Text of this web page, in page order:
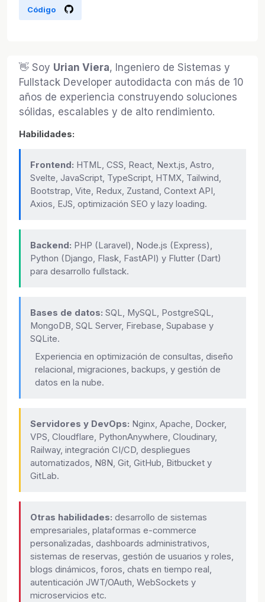
Código
👋 Soy Urian Viera, Ingeniero de Sistemas y
Fullstack Developer autodidacta con más de 10
años de experiencia construyendo soluciones
sólidas, escalables y de alto rendimiento.
Habilidades:
Frontend: HTML, CSS, React, Next.js, Astro,
Svelte, JavaScript, TypeScript, HTMX, Tailwind,
Bootstrap, Vite, Redux, Zustand, Context API,
Axios, EJS, optimización SEO y lazy loading.
Backend: PHP (Laravel), Node.js (Express),
Python (Django, Flask, FastAPI) y Flutter (Dart)
para desarrollo fullstack.
Bases de datos: SQL, MySQL, PostgreSQL,
MongoDB, SQL Server, Firebase, Supabase y
SQLite.
Experiencia en optimización de consultas, diseño
relacional, migraciones, backups, y gestión de
datos en la nube.
Servidores y DevOps: Nginx, Apache, Docker,
VPS, Cloudflare, PythonAnywhere, Cloudinary,
Railway, integración CI/CD, despliegues
automatizados, N8N, Git, GitHub, Bitbucket y
GitLab.
Otras habilidades: desarrollo de sistemas
empresariales, plataformas e-commerce
personalizadas, dashboards administrativos,
sistemas de reservas, gestión de usuarios y roles,
blogs dinámicos, foros, chats en tiempo real,
autenticación JWT/OAuth, WebSockets y
microservicios etc.